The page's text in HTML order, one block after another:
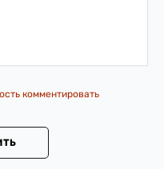
комментировать